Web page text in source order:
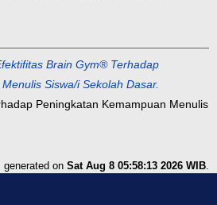
Brain Gym® Terhadap
Siswa/i Sekolah Dasar.
Peningkatan Kemampuan Menulis
on Sat Aug 8 05:58:13 2026 WIB.